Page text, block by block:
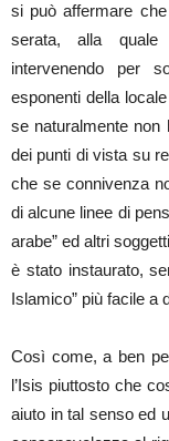
si può affermare
serata, alla quale
intervenendo per
esponenti della
se naturalmente non
dei punti di vista su
che se connivenza
di alcune linee di
arabe” ed altri
è stato instaurato,
Islamico” più facile a
Così come, a ben
l’Isis piuttosto che
aiuto in tal senso ed